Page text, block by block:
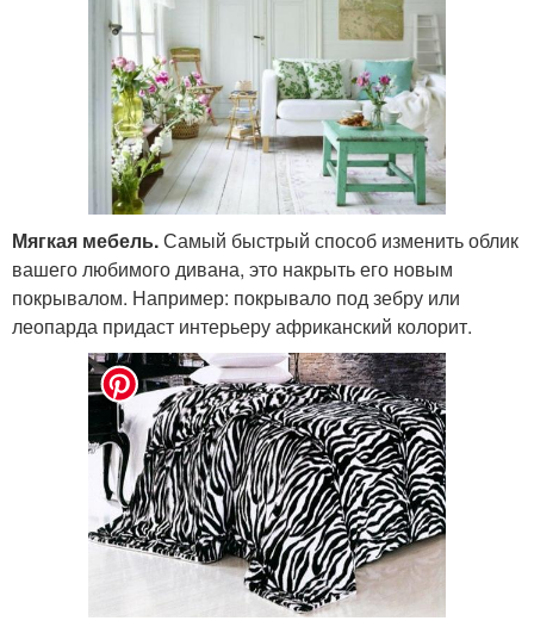
Мягкая мебель.Самый быстрый способ изменить облик
вашего любимого дивана, это накрыть его новым
покрывалом. Например: покрывало под зебру или
леопарда придаст интерьеру африканский колорит.